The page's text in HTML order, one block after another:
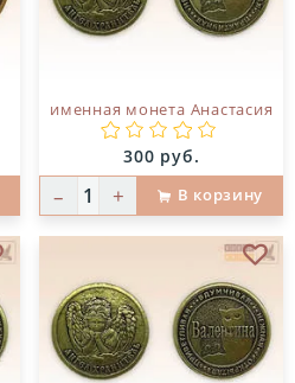
именная монета Анастасия
Цена:
300 руб.
– + В корзину